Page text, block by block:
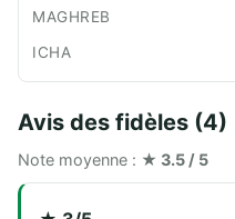
Avis des fidèles (4)
Note moyenne : ★ 3.5 / 5